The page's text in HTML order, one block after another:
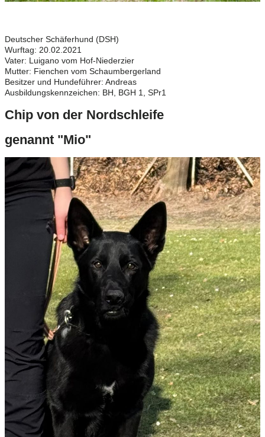
Deutscher Schäferhund (DSH)
Wurftag: 20.02.2021
Vater: Luigano vom Hof-Niederzier
Mutter: Fienchen vom Schaumbergerland
Besitzer und Hundeführer: Andreas
Ausbildungskennzeichen: BH, BGH 1, SPr1
Chip von der Nordschleife
genannt "Mio"